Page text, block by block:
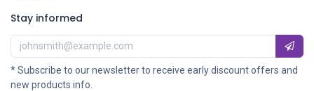
Stay informed
* Subscribe to our newsletter to receive early discount offers and
new products info.